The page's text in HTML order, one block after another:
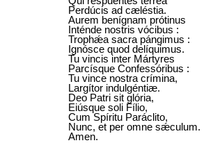
Perdúcis ad cæléstia.
Aurem benígnam prótinus
Inténde nostris vócibus :
Trophǽa sacra pángimus :
Ignósce quod delíquimus.
Tu vincis inter Mártyres
Parcísque Confessóribus :
Tu vince nostra crímina,
Largítor indulgéntiæ.
Deo Patri sit glória,
Eiúsque soli Fílio,
Cum Spíritu Paráclito,
Nunc, et per omne sǽculum.
Amen.